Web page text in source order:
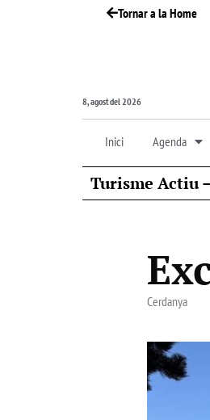
Tornar a la Home
8, agost del 2026
Inici Agenda
Turisme Actiu
Cerdanya